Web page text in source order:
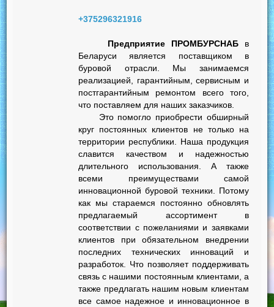
+375296321916
Предприятие ПРОМБУРСНАБ в
Беларуси является поставщиком в
буровой отрасли. Мы занимаемся
реализацией, гарантийным, сервисным и
постгарантийным ремонтом всего того,
что поставляем для наших заказчиков.
Это помогло приобрести обширный
круг постоянных клиентов не только на
территории республики. Наша продукция
славится качеством и надежностью
длительного использования. А также
всеми преимуществами самой
инновационной буровой техники. Потому
как мы стараемся постоянно обновлять
предлагаемый ассортимент в
соответствии с пожеланиями и заявками
клиентов при обязательном внедрении
последних технических инноваций и
разработок. Что позволяет поддерживать
связь с нашими постоянным клиентами, а
также предлагать нашим новым клиентам
все самое надежное и инновационное в